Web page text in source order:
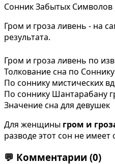
Сонник Забытых Символов
Гром и гроза ливень - на
результата.
Гром и гроза ливень по
Толкование сна по
По соннику мистических
По соннику Шантарабану
Значение сна для девушек
Для женщины гром и
разводе этот сон не
💬 Комментарии (0)